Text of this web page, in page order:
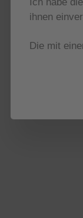
ihnen
Die mit